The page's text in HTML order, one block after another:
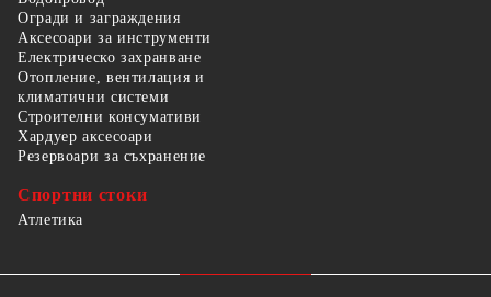
Огради и заграждения
Аксесоари за инструменти
Електрическо захранване
Отопление, вентилация и
климатични системи
Строителни консумативи
Хардуер аксесоари
Резервоари за съхранение
Спортни стоки
Атлетика